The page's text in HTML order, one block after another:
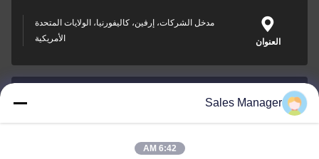
العنوان
مدخل الشركات، إرفين، كاليفورنيا، الولايات المتحدة
الأمريكية
البريد
Sales Manager
6:42 AM